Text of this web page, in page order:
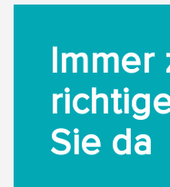
Immer
Sie da